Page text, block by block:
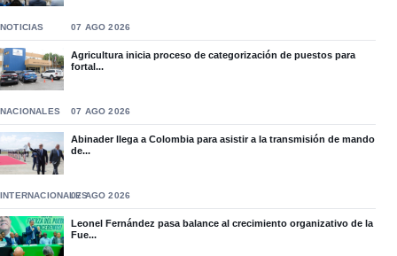
NOTICIAS 07 AGO 2026
Agricultura inicia proceso de categorización de puestos para
fortal...
NACIONALES 07 AGO 2026
Abinader llega a Colombia para asistir a la transmisión de mando
de...
INTERNACIONALES07 AGO 2026
Leonel Fernández pasa balance al crecimiento organizativo de la
Fue...